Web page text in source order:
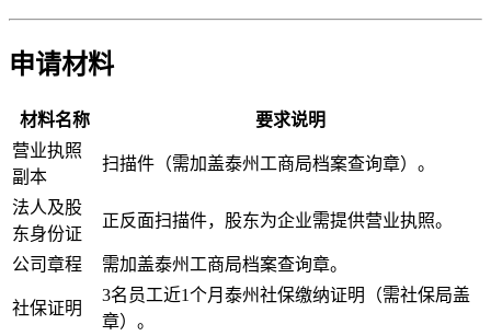
申请材料
材料名称
要求说明
营业执照
副本
扫描件（需加盖泰州工商局档案查询章）。
法人及股
东身份证
正反面扫描件，股东为企业需提供营业执照。
公司章程 需加盖泰州工商局档案查询章。
社保证明
3名员工近1个月泰州社保缴纳证明（需社保局盖
章）。